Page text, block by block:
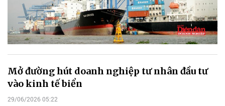
Mở đường hút doanh nghiệp tư nhân đầu tư
vào kinh tế biển
29/06/2026 05:22